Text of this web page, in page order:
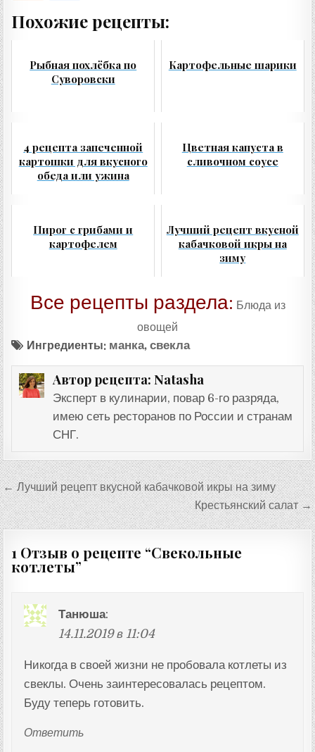
Похожие рецепты:
Рыбная похлёбка по
Суворовски
Картофельные шарики
4 рецепта запеченной
картошки для вкусного
обеда или ужина
Цветная капуста в
сливочном соусе
Пирог с грибами и
картофелем
Лучший рецепт вкусной
кабачковой икры на
зиму
Все рецепты раздела: Блюда из
овощей
Ингредиенты: манка,свекла
Автор рецепта: Natasha
Эксперт в кулинарии, повар 6-го разряда,
имею сеть ресторанов по России и странам
СНГ.
Навигация
по
записям
← Лучший рецепт вкусной кабачковой икры на зиму
Крестьянский салат →
1 Отзыв о рецепте “Свекольные
котлеты”
Танюша:
14.11.2019 в 11:04
Никогда в своей жизни не пробовала котлеты из
свеклы. Очень заинтересовалась рецептом.
Буду теперь готовить.
Ответить